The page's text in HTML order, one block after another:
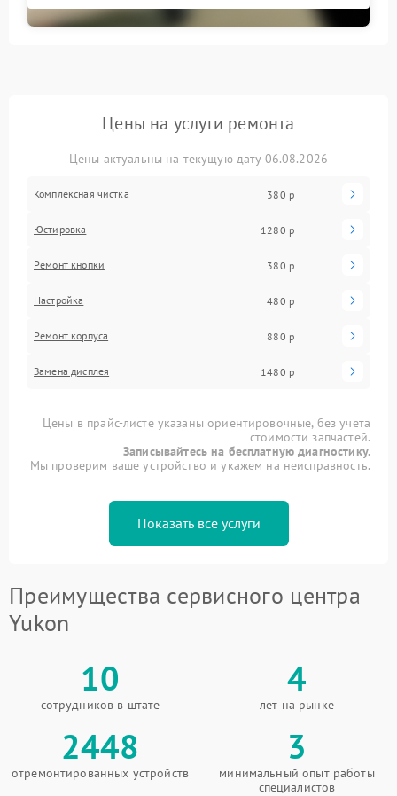
Цены на услуги ремонта
Цены актуальны на текущую дату 06.08.2026
Комплексная чистка 380 р
Юстировка 1280 р
Ремонт кнопки 380 р
Настройка 480 р
Ремонт корпуса 880 р
Замена дисплея 1480 р
Цены в прайс-листе указаны ориентировочные, без учета
стоимости запчастей.
Записывайтесь на бесплатную диагностику.
Мы проверим ваше устройство и укажем на неисправность.
Показать все услуги
Преимущества сервисного центра
Yukon
10
сотрудников в штате
4
лет на рынке
2448
отремонтированных устройств
3
минимальный опыт работы
специалистов